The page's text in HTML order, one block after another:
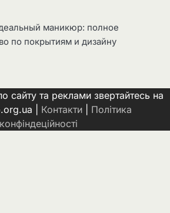
маникюр: полное
по покрытиям и дизайну
сайту та реклами звертайтесь на
| Контакти| Політика
конфіндеційності